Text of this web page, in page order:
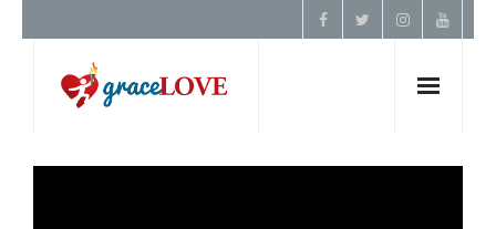
Hem